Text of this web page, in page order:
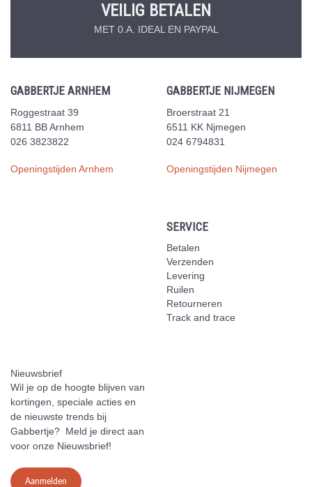
VEILIG BETALEN
MET 0.A. IDEAL EN PAYPAL
GABBERTJE ARNHEM
Roggestraat 39
6811 BB Arnhem
026 3823822
Openingstijden Arnhem
GABBERTJE NIJMEGEN
Broerstraat 21
6511 KK Njmegen
024 6794831
Openingstijden Nijmegen
SERVICE
Betalen
Verzenden
Levering
Ruilen
Retourneren
Track and trace
Nieuwsbrief
Wil je op de hoogte blijven van
kortingen, speciale acties en
de nieuwste trends bij
Gabbertje? Meld je direct aan
voor onze Nieuwsbrief!
Aanmelden